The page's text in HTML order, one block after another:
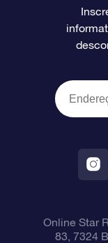
Avaliações
O cartão
Presentes
Página
Um Milhão
OSR
Aplicativo
Política de
Online Star
83, 7324